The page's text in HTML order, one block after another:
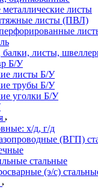
листы
листы (ПВЛ)
листы,
Б/У
листы Б/У
трубы Б/У
уголки Б/У
х/д, г/д
(ВГП)
стальные
(э/с)